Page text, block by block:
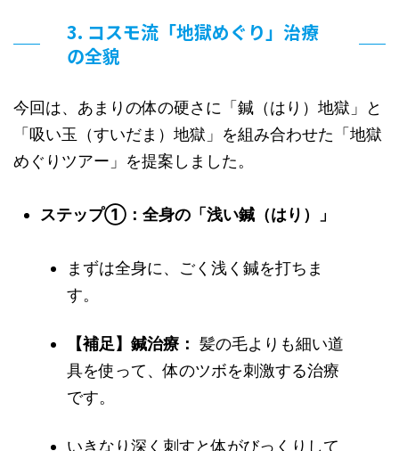
3. コスモ流「地獄めぐり」治療
の全貌
今回は、あまりの体の硬さに「鍼（はり）地獄」と
「吸い玉（すいだま）地獄」を組み合わせた「地獄
めぐりツアー」を提案しました。
ステップ①：全身の「浅い鍼（はり）」
まずは全身に、ごく浅く鍼を打ちま
す。
【補足】鍼治療： 髪の毛よりも細い道
具を使って、体のツボを刺激する治療
です。
いきなり深く刺すと体がびっくりして